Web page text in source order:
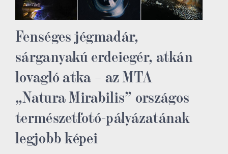
Fenséges jégmadár,
sárganyakú erdeiegér, atkán
lovagló atka – az MTA
„Natura Mirabilis” országos
természetfotó-pályázatának
legjobb képei